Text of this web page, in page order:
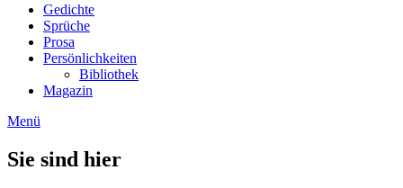
Gedichte
Sprüche
Prosa
Persönlichkeiten
Bibliothek
Magazin
Menü
Sie sind hier